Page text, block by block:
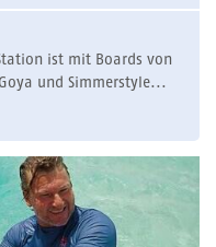
ist mit Boards von
und Simmerstyle...